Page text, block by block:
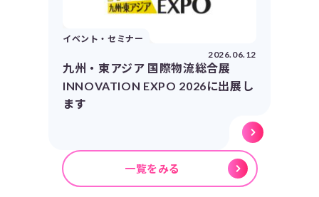
イベント・セミナー
2026.06.12
九州・東アジア 国際物流総合展
INNOVATION EXPO 2026に出展し
ます
一覧をみる